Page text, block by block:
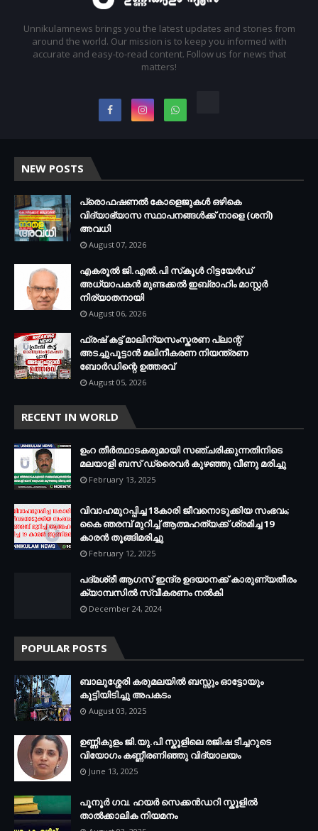
Unnikulamnews brings you the latest updates and stories from
around the world. Our mission is to keep you informed with
accurate and easy-to-read content. Follow us for news that
matters!
NEW POSTS
പ്രൊഫഷണൽ കോളെജുകൾ ഒഴികെ
വിദ്യാഭ്യാസ സ്ഥാപനങ്ങൾക്ക് നാളെ (ശനി)
അവധി
August 07, 2026
എകരൂൽ ജി.എൽ.പി സ്‌കൂൾ റിട്ടയേർഡ്
അധ്യാപകൻ മുണ്ടക്കൽ ഇബ്രാഹിം മാസ്റ്റർ
നിര്യാതനായി
August 06, 2026
ഫ്രഷ് കട്ട് മാലിന്യസംസ്കരണ പ്ലാന്റ്
അടച്ചുപൂട്ടാൻ മലിനീകരണ നിയന്ത്രണ
ബോർഡിന്റെ ഉത്തരവ്
August 05, 2026
RECENT IN WORLD
ഉംറ തീർത്ഥാടകരുമായി സഞ്ചരിക്കുന്നതിനിടെ
മലയാളി ബസ് ഡ്രൈവർ കുഴഞ്ഞു വീണു മരിച്ചു
February 13, 2025
വിവാഹമുറപ്പിച്ച 18കാരി ജീവനൊടുക്കിയ സംഭവം;
കൈ ഞരമ്പ് മുറിച്ച് ആത്മഹത്യക്ക് ശ്രമിച്ച 19
കാരൻ തൂങ്ങിമരിച്ചു
February 12, 2025
പദ്മശ്രീ ആഗസ് ഇന്ദ്ര ഉദയാനക്ക് കാരുണ്യതീരം
ക്യാമ്പസിൽ സ്വീകരണം നൽകി
December 24, 2024
POPULAR POSTS
ബാലുശ്ശേരി കരുമലയില്‍ ബസ്സും ഓട്ടോയും
കൂട്ടിയിടിച്ചു അപകടം
August 03, 2025
ഉണ്ണികുളം ജി.യു.പി സ്കൂളിലെ രജിഷ ടീച്ചറുടെ
വിയോഗം കണ്ണീരണിഞ്ഞു വിദ്യാലയം
June 13, 2025
പൂനൂർ ഗവ. ഹയർ സെക്കൻഡറി സ്കൂളിൽ
താൽക്കാലിക നിയമനം